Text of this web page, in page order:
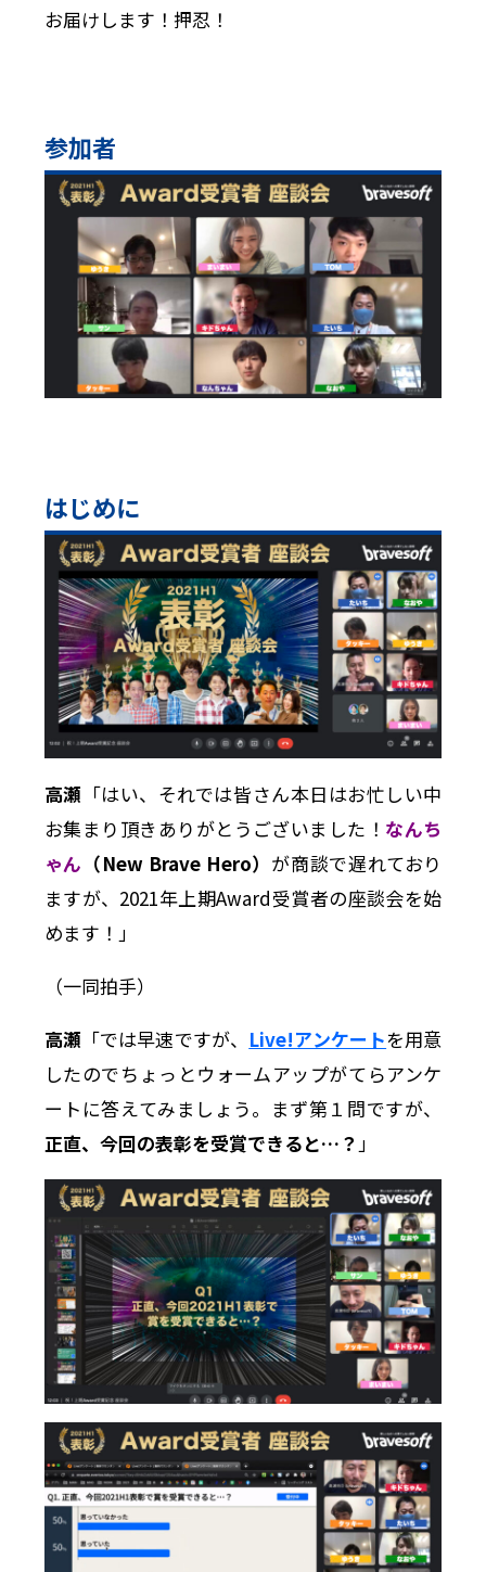
お届けします！押忍！
参加者
はじめに
高瀬 「はい、それでは皆さん本日はお忙しい中
お集まり頂きありがとうございました！ なんち
ゃん （New Brave Hero） が商談で遅れており
ますが、2021年上期Award受賞者の座談会を始
めます！」
（一同拍手）
高瀬 「では早速ですが、 Live!アンケートを用意
したのでちょっとウォームアップがてらアンケ
ートに答えてみましょう。まず第１問ですが、
正直、今回の表彰を受賞できると…？ 」